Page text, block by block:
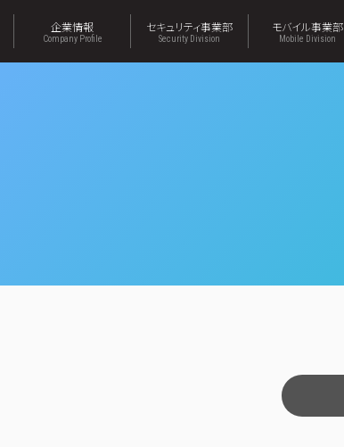
企業情報
Company Profile
セキュリティ事業部
Security Division
モバイル事業部
Mobile Division